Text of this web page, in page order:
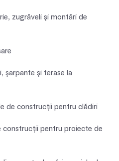
zugrăveli şi montări de
şarpante şi terase la
de construcţii pentru clădiri
pentru proiecte de